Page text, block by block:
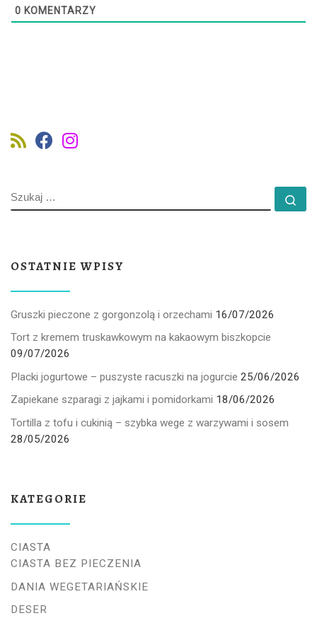
0 KOMENTARZY
SZUKAJ
OSTATNIE WPISY
Gruszki pieczone z gorgonzolą i orzechami 16/07/2026
Tort z kremem truskawkowym na kakaowym biszkopcie
09/07/2026
Placki jogurtowe – puszyste racuszki na jogurcie 25/06/2026
Zapiekane szparagi z jajkami i pomidorkami 18/06/2026
Tortilla z tofu i cukinią – szybka wege z warzywami i sosem
28/05/2026
KATEGORIE
CIASTA
CIASTA BEZ PIECZENIA
DANIA WEGETARIAŃSKIE
DESER